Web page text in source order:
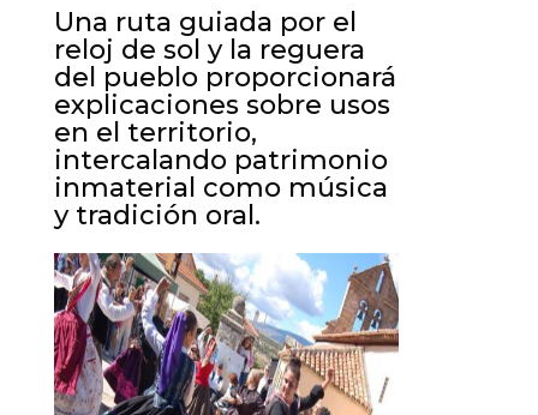
Una ruta guiada por el
reloj de sol y la reguera
del pueblo proporcionará
explicaciones sobre usos
en el territorio,
intercalando patrimonio
inmaterial como música
y tradición oral.